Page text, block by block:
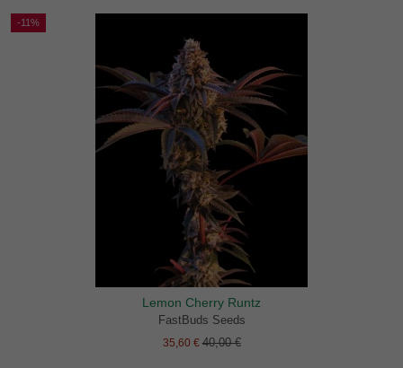
-11%
Lemon Cherry Runtz
FastBuds Seeds
35,60 €40,00 €